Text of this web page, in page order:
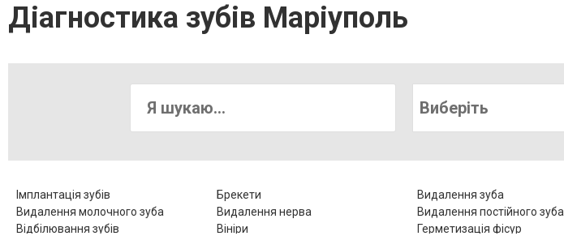
Діагностика зубів Маріуполь
Виберіть
Імплантація зубів Брекети Видалення зуба
Видалення молочного зуба
Видалення нерва Видалення постійного зуба
Відбілювання зубів
Вініри Герметизація фісур